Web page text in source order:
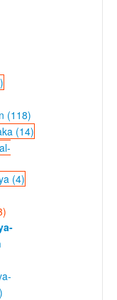
(118)
(14)
(4)